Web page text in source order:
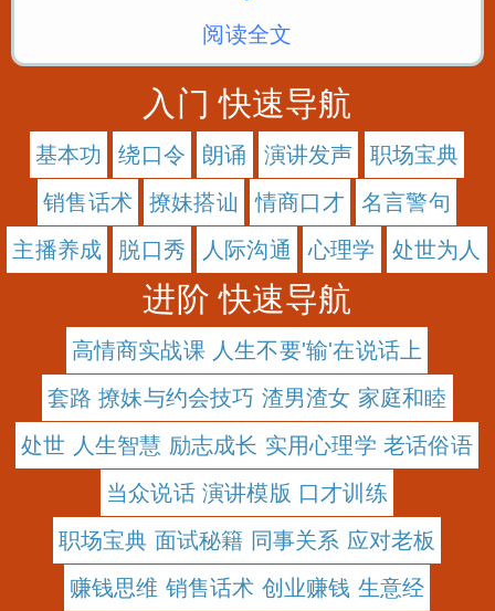
阅读全文
入门 快速导航
基本功 绕口令 朗诵 演讲发声
职场宝典
销售话术
撩妹搭讪 情商口才
名言警句
主播养成
脱口秀 人际沟通 心理学 处世为人
进阶 快速导航
高情商实战课 人生不要'输'在说话上
套路 撩妹与约会技巧 渣男渣女 家庭和睦
处世 人生智慧 励志成长 实用心理学 老话俗语
当众说话 演讲模版 口才训练
职场宝典 面试秘籍 同事关系 应对老板
赚钱思维 销售话术 创业赚钱 生意经